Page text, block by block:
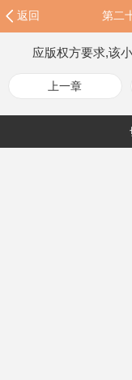
返回 第二
应版权方要求,该
上一章